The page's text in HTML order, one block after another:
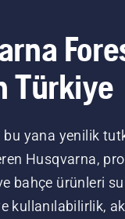
Türkiye
bu yana yenilik
Husqvarna,
bahçe ürünleri
kullanılabilirlik,